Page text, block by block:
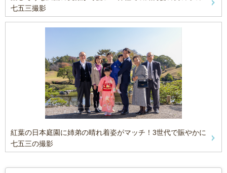
七五三撮影
紅葉の日本庭園に姉弟の晴れ着姿がマッチ！3世代で賑やかに
七五三の撮影